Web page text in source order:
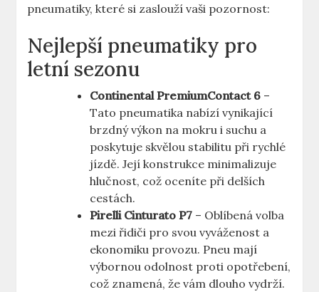
pneumatiky, které si zaslouží vaši pozornost:
Nejlepší pneumatiky pro
letní sezonu
Continental PremiumContact 6 –
Tato pneumatika nabízí vynikající
brzdný výkon na mokru i suchu a
poskytuje skvělou stabilitu při rychlé
jízdě. Její konstrukce minimalizuje
hlučnost, což oceníte při delších
cestách.
Pirelli Cinturato P7 – Oblíbená volba
mezi řidiči pro svou vyváženost a
ekonomiku provozu. Pneu mají
výbornou odolnost proti opotřebení,
což znamená, že vám dlouho vydrží.